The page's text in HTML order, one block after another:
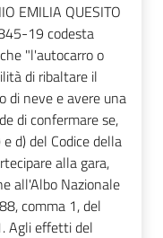
EMILIA QUESITO
19 codesta
"l'autocarro o
di ribaltare il
di neve e avere una
di confermare se,
d) del Codice della
alla gara,
all'Albo Nazionale
comma 1, del
Agli effetti del